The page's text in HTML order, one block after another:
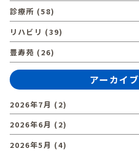
診療所 (58)
リハビリ (39)
豊寿苑 (26)
アーカイブ
2026年7月 (2)
2026年6月 (2)
2026年5月 (4)